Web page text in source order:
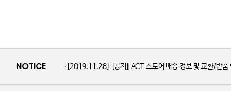
NOTICE [2019.11.28] [공지] ACT 스토어 배송 정보 및 교환/반품